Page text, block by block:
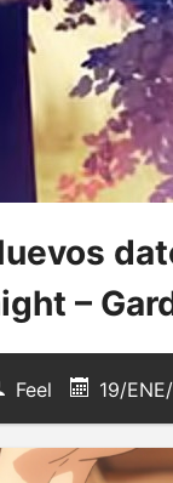
–
Feel 19/